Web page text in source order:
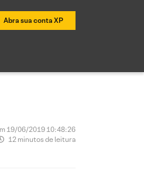
Abra sua conta XP
19/06/2019 10:48:26
12 minutos de leitura